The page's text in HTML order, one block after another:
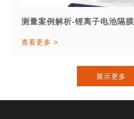
测量案例解析-锂离子电池隔膜
查看更多 >
展示更多